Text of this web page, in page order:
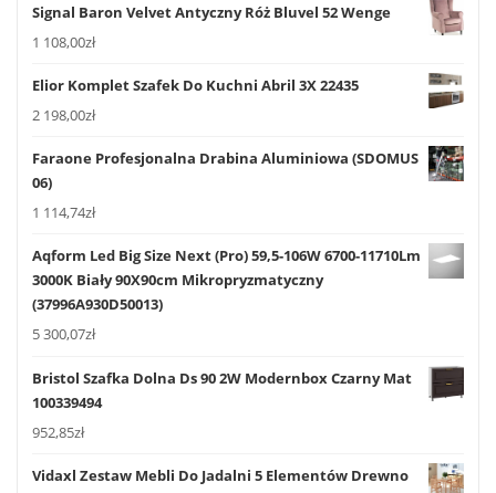
Signal Baron Velvet Antyczny Róż Bluvel 52 Wenge
1 108,00zł
Elior Komplet Szafek Do Kuchni Abril 3X 22435
2 198,00zł
Faraone Profesjonalna Drabina Aluminiowa (SDOMUS
06)
1 114,74zł
Aqform Led Big Size Next (Pro) 59,5-106W 6700-11710Lm
3000K Biały 90X90cm Mikropryzmatyczny
(37996A930D50013)
5 300,07zł
Bristol Szafka Dolna Ds 90 2W Modernbox Czarny Mat
100339494
952,85zł
Vidaxl Zestaw Mebli Do Jadalni 5 Elementów Drewno